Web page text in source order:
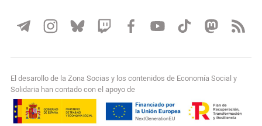
El desarollo de la Zona Socias y los contenidos de Economía Social y
Solidaria han contado con el apoyo de